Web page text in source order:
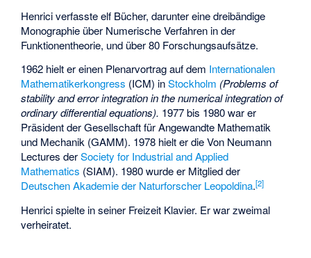
Henrici verfasste elf Bücher, darunter eine dreibändige
Monographie über Numerische Verfahren in der
Funktionentheorie, und über 80 Forschungsaufsätze.
1962 hielt er einen Plenarvortrag auf dem Internationalen
Mathematikerkongress (ICM) inStockholm (Problems of
stability and error integration in the numerical integration of
ordinary differential equations). 1977 bis 1980 war er
Präsident der Gesellschaft für Angewandte Mathematik
und Mechanik (GAMM). 1978 hielt er die Von Neumann
Lectures derSociety for Industrial and Applied
Mathematics (SIAM). 1980 wurde er Mitglied der
Deutschen Akademie der Naturforscher Leopoldina.[2]
Henrici spielte in seiner Freizeit Klavier. Er war zweimal
verheiratet.